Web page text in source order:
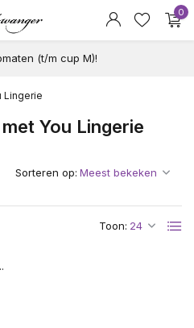
0
(t/m cup M)!
Lingerie
You Lingerie
Toon:
Sorteren op: